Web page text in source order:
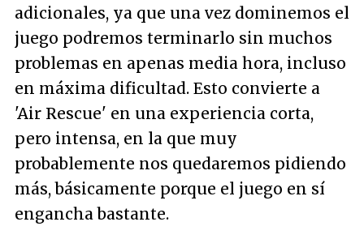
adicionales, ya que una vez dominemos el
juego podremos terminarlo sin muchos
problemas en apenas media hora, incluso
en máxima dificultad. Esto convierte a
'Air Rescue' en una experiencia corta,
pero intensa, en la que muy
probablemente nos quedaremos pidiendo
más, básicamente porque el juego en sí
engancha bastante.